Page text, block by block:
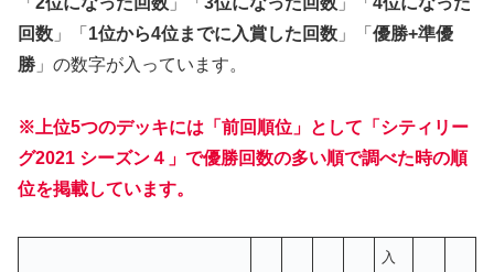
回数 」「 1位から4位までに入賞した回数 」「 優勝+準優
勝 」の数字が入っています。
※上位5つのデッキには「前回順位」として「シティリー
グ2021 シーズン４」で優勝回数の多い順で調べた時の順
位を掲載しています。
入